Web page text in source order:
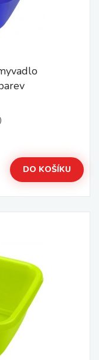
DO KOŠÍKU